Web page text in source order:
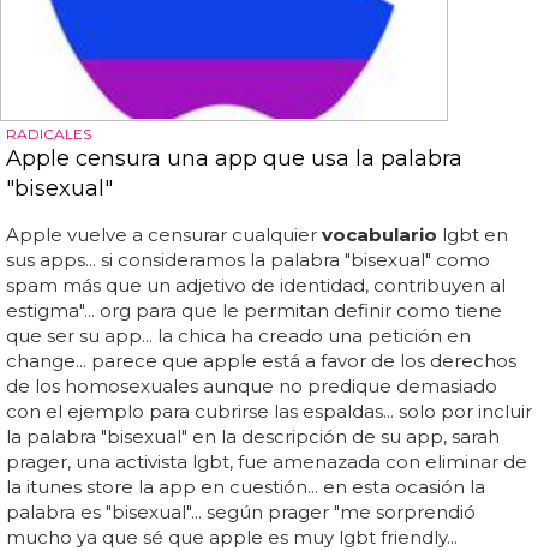
RADICALES
Apple censura una app que usa la palabra
"bisexual"
Apple vuelve a censurar cualquier vocabulario lgbt en
sus apps... si consideramos la palabra "bisexual" como
spam más que un adjetivo de identidad, contribuyen al
estigma"... org para que le permitan definir como tiene
que ser su app... la chica ha creado una petición en
change... parece que apple está a favor de los derechos
de los homosexuales aunque no predique demasiado
con el ejemplo para cubrirse las espaldas... solo por incluir
la palabra "bisexual" en la descripción de su app, sarah
prager, una activista lgbt, fue amenazada con eliminar de
la itunes store la app en cuestión... en esta ocasión la
palabra es "bisexual"... según prager "me sorprendió
mucho ya que sé que apple es muy lgbt friendly...